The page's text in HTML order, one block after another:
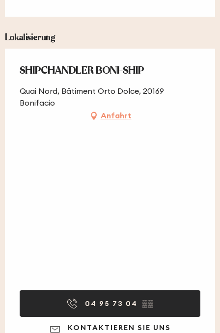
Lokalisierung
SHIPCHANDLER BONI-SHIP
Quai Nord, Bâtiment Orto Dolce, 20169
Bonifacio
Anfahrt
04 95 73 04 ▒▒
KONTAKTIEREN SIE UNS